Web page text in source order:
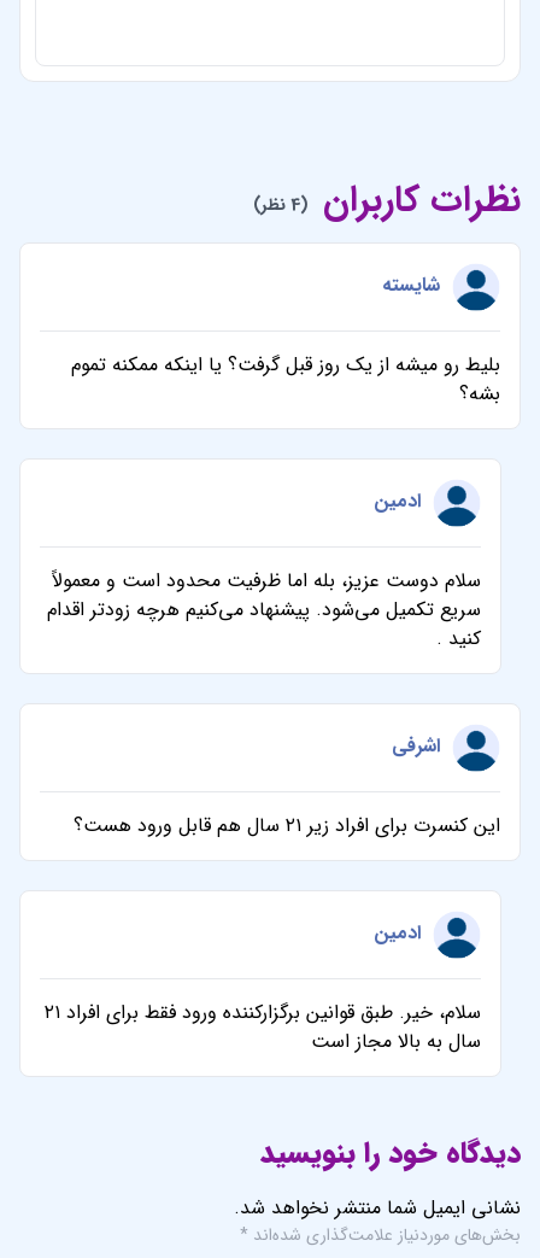
نظرات کاربران (4 نظر)
شایسته
بلیط رو میشه از یک روز قبل گرفت؟ یا اینکه ممکنه تموم
بشه؟
ادمین
سلام دوست عزیز، بله اما ظرفیت محدود است و معمولاً
سریع تکمیل می‌شود. پیشنهاد می‌کنیم هرچه زودتر اقدام
کنید .
اشرفی
این کنسرت برای افراد زیر ۲۱ سال هم قابل ورود هست؟
ادمین
سلام، خیر. طبق قوانین برگزارکننده ورود فقط برای افراد ۲۱
سال به بالا مجاز است
دیدگاه خود را بنویسید
نشانی ایمیل شما منتشر نخواهد شد.
بخش‌های موردنیاز علامت‌گذاری شده‌اند *